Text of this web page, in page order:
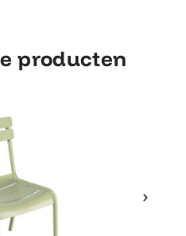
producten